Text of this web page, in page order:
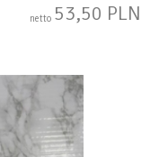
netto 53,50 PLN